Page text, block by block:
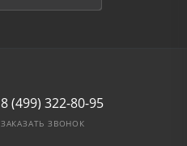
8 (499) 322-80-95
ЗАКАЗАТЬ ЗВОНОК